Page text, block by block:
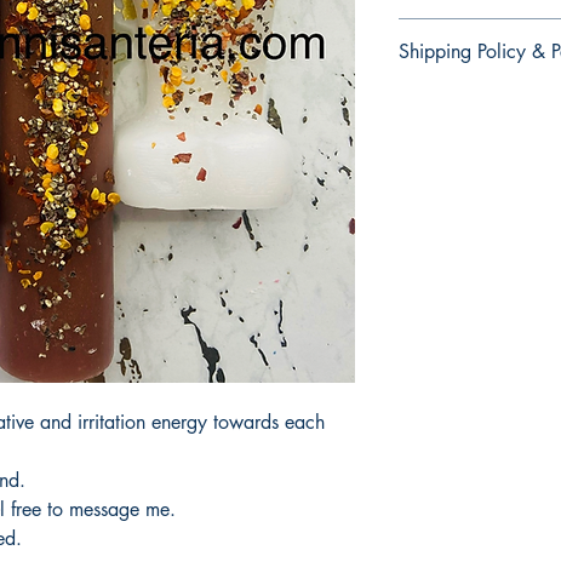
and irritation energy towards each
to message me.
No hay devoluciones
Shipping Policy &